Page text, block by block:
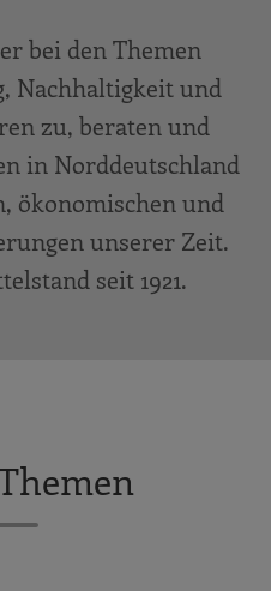
bei den Themen
Nachhaltigkeit und
zu, beraten und
in Norddeutschland
ökonomischen und
unserer Zeit.
seit 1921.